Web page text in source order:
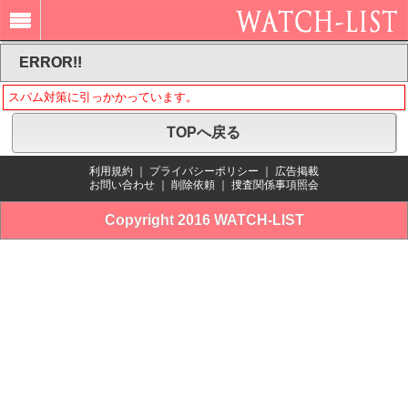
ERROR!!
スパム対策に引っかかっています。
TOPへ戻る
利用規約 プライバシーポリシー
広告掲載
お問い合わせ
削除依頼 捜査関係事項照会
Copyright 2016 WATCH-LIST